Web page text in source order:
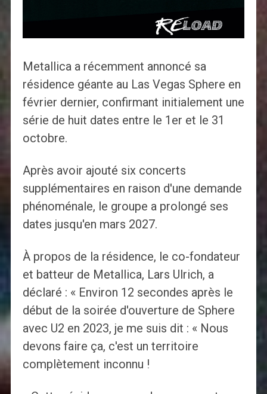
Metallica a récemment annoncé sa
résidence géante au Las Vegas Sphere en
février dernier, confirmant initialement une
série de huit dates entre le 1er et le 31
octobre.
Après avoir ajouté six concerts
supplémentaires en raison d'une demande
phénoménale, le groupe a prolongé ses
dates jusqu'en mars 2027.
À propos de la résidence, le co-fondateur
et batteur de Metallica, Lars Ulrich, a
déclaré : « Environ 12 secondes après le
début de la soirée d'ouverture de Sphere
avec U2 en 2023, je me suis dit : « Nous
devons faire ça, c'est un territoire
complètement inconnu !